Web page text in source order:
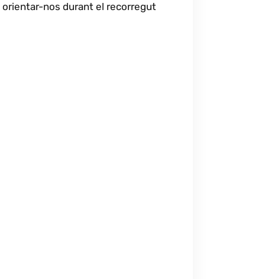
orientar-nos durant el recorregut